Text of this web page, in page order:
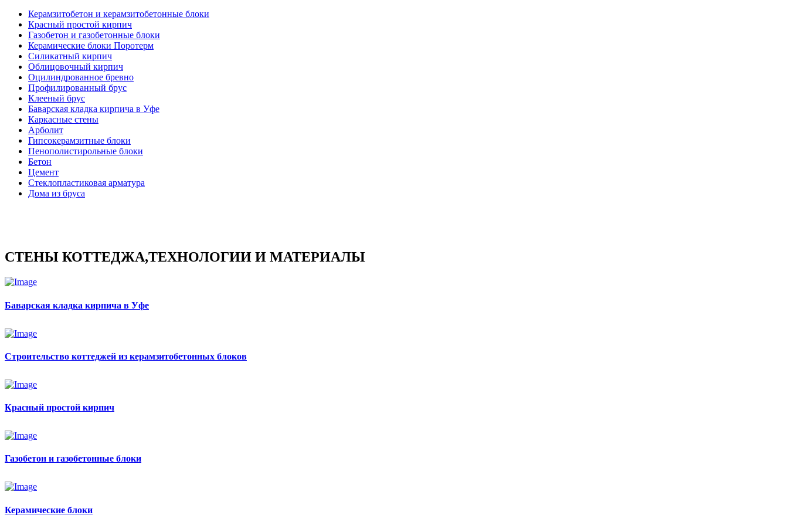
Керамзитобетон и керамзитобетонные блоки
Красный простой кирпич
Газобетон и газобетонные блоки
Керамические блоки Поротерм
Силикатный кирпич
Облицовочный кирпич
Оцилиндрованное бревно
Профилированный брус
Клееный брус
Баварская кладка кирпича в Уфе
Каркасные стены
Арболит
Гипсокерамзитные блоки
Пенополистирольные блоки
Бетон
Цемент
Стеклопластиковая арматура
Дома из бруса
СТЕНЫ КОТТЕДЖА,ТЕХНОЛОГИИ И МАТЕРИАЛЫ
Баварская кладка кирпича в Уфе
Строительство коттеджей из керамзитобетонных блоков
Красный простой кирпич
Газобетон и газобетонные блоки
Керамические блоки